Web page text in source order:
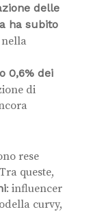
delle
ha subito
nella
0,6% dei
di
rese
queste,
: influencer
curvy,